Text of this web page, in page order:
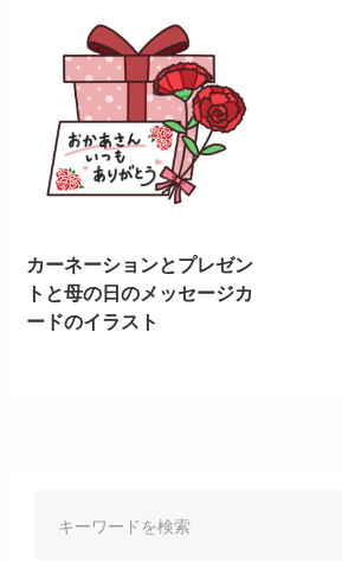
カーネーションとプレゼン
トと母の日のメッセージカ
ードのイラスト